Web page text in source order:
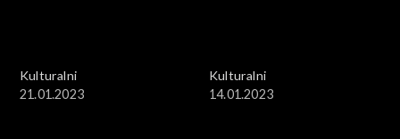
Kulturalni
21.01.2023
Kulturalni
14.01.2023